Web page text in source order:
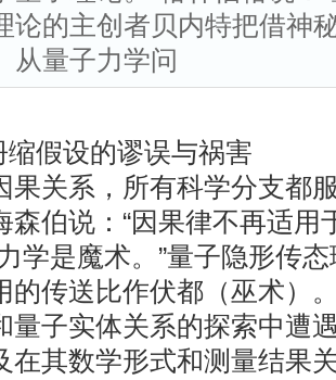
论的主创者贝内特把借神
从量子力学问
缩假设的谬误与祸害
果关系，所有科学分支都
森伯说：“因果律不再适用
学是魔术。”量子隐形传
的传送比作伏都（巫术）
量子实体关系的探索中遭
在其数学形式和测量结果